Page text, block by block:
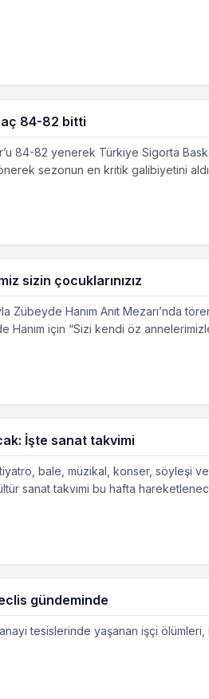
84-82 bitti
84-82 yenerek Türkiye Sigorta
sezonun en kritik galibiyetini aldı
sizin çocuklarınızız
Zübeyde Hanım Anıt Mezarı’nda
Hanım için “Sizi kendi öz
İşte sanat takvimi
tiyatro, bale, müzikal, konser,
sanat takvimi bu hafta
gündeminde
tesislerinde yaşanan işçi